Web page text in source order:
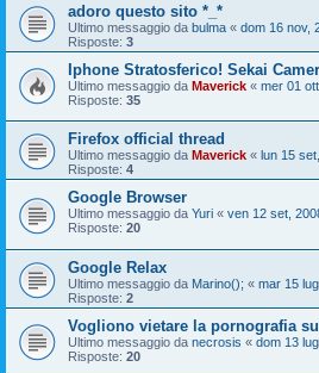
adoro questo sito *_*
Ultimo messaggio da bulma « dom 16 nov,
Risposte: 3
Iphone Stratosferico! Sekai
Ultimo messaggio da Maverick « mer 01
Risposte: 35
Firefox official thread
Ultimo messaggio da Maverick « lun 15
Risposte: 4
Google Browser
Ultimo messaggio da Yuri « ven 12 set,
Risposte: 20
Google Relax
Ultimo messaggio da Marino(); « mar 15
Risposte: 2
Vogliono vietare la pornografia
Ultimo messaggio da necrosis « dom 13
Risposte: 20